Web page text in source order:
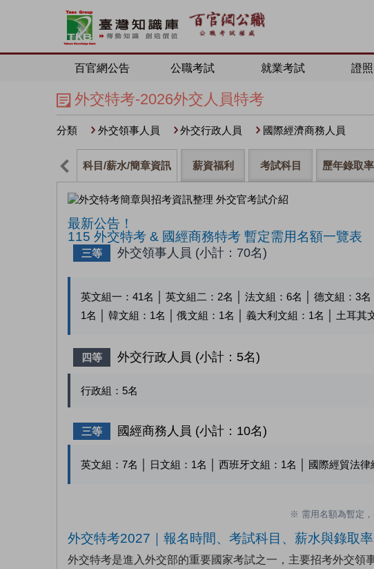
百官網公告 公職考試 就業考試 證
外交特考-2026外交人員特考
分類 外交領事人員 外交行政人員 國際經濟商務人員
科目/薪水/簡章資訊 薪資福利 考試科目 歷年錄取率
最新公告！
115 外交特考 & 國經商務特考 暫定需用名額一覽表
三等 外交領事人員 (小計：70名)
英文組一： 41名 │ 英文組二： 2名 │ 法文組： 6名 │ 德文組： 3名
1名 │ 韓文組： 1名 │ 俄文組： 1名 │ 義大利文組： 1名 │ 土耳其
四等 外交行政人員 (小計：5名)
行政組： 5名
三等 國經商務人員 (小計：10名)
英文組： 7名 │ 日文組： 1名 │ 西班牙文組： 1名 │ 國際經貿法律
※ 需用名額為暫定，
外交特考2027｜報名時間、考試科目、薪水與錄取
外交特考是進入外交部的重要國家考試之一，主要招考外交領